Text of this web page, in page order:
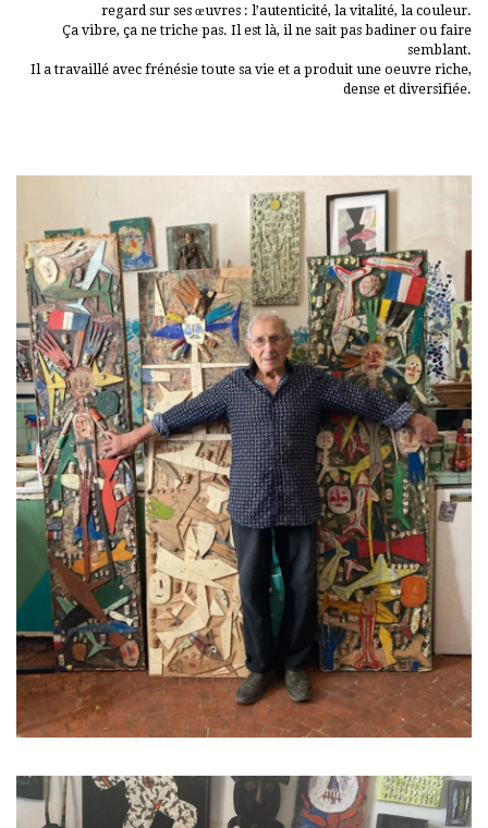
regard sur ses œuvres : l’autenticité, la vitalité, la couleur.
Ça vibre, ça ne triche pas. Il est là, il ne sait pas badiner ou faire
semblant.
Il a travaillé avec frénésie toute sa vie et a produit une oeuvre riche,
dense et diversifiée.